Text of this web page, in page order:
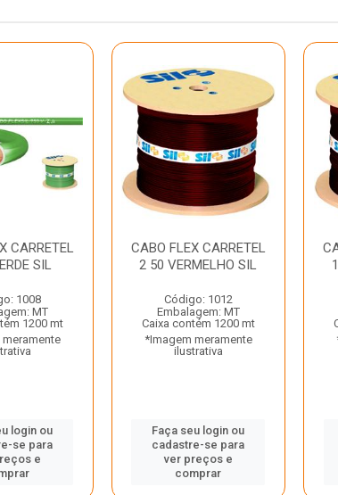
CARRETEL
SIL
1008
MT
1200 mt
login ou
se para
e
CABO FLEX CARRETEL
2 50 VERMELHO SIL
Código: 1012
Embalagem: MT
Caixa contém 1200 mt
*Imagem meramente
ilustrativa
Faça seu login ou
cadastre-se para
ver preços e
comprar